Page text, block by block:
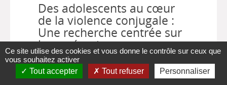
Des adolescents au cœur
de la violence conjugale :
Une recherche centrée sur
leurs témoignages pour un
repositionnement
professionnel
Ce site utilise des cookies et vous donne le contrôle sur ceux que
vous souhaitez activer
Tout accepter
Tout refuser Personnaliser